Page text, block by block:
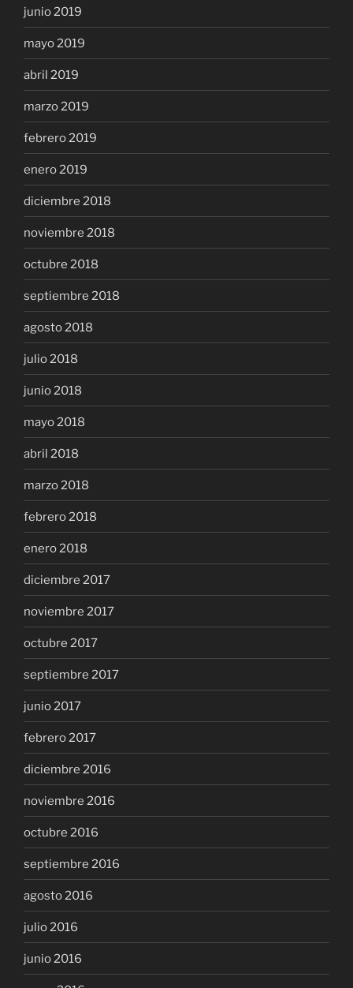
junio 2019
mayo 2019
abril 2019
marzo 2019
febrero 2019
enero 2019
diciembre 2018
noviembre 2018
octubre 2018
septiembre 2018
agosto 2018
julio 2018
junio 2018
mayo 2018
abril 2018
marzo 2018
febrero 2018
enero 2018
diciembre 2017
noviembre 2017
octubre 2017
septiembre 2017
junio 2017
febrero 2017
diciembre 2016
noviembre 2016
octubre 2016
septiembre 2016
agosto 2016
julio 2016
junio 2016